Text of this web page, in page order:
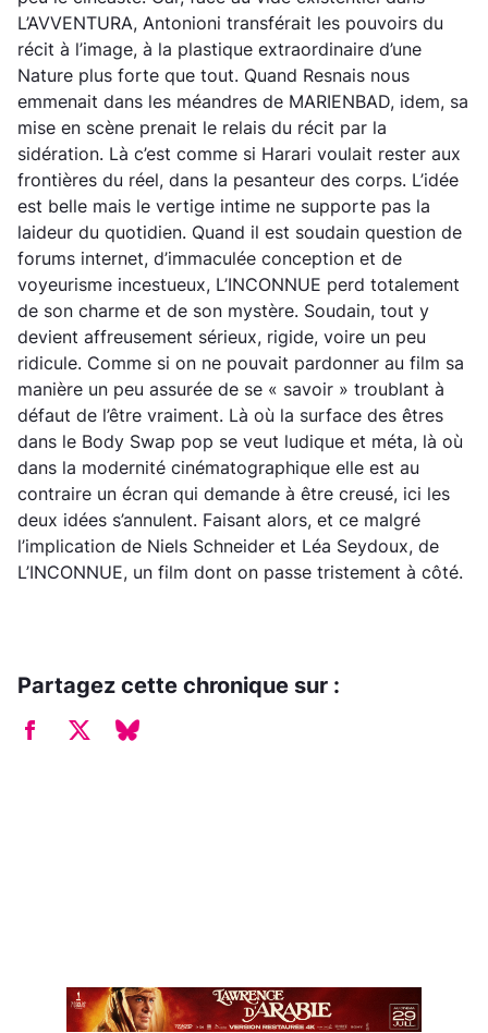
L’AVVENTURA, Antonioni transférait les pouvoirs du
récit à l’image, à la plastique extraordinaire d’une
Nature plus forte que tout. Quand Resnais nous
emmenait dans les méandres de MARIENBAD, idem, sa
mise en scène prenait le relais du récit par la
sidération. Là c’est comme si Harari voulait rester aux
frontières du réel, dans la pesanteur des corps. L’idée
est belle mais le vertige intime ne supporte pas la
laideur du quotidien. Quand il est soudain question de
forums internet, d’immaculée conception et de
voyeurisme incestueux, L’INCONNUE perd totalement
de son charme et de son mystère. Soudain, tout y
devient affreusement sérieux, rigide, voire un peu
ridicule. Comme si on ne pouvait pardonner au film sa
manière un peu assurée de se « savoir » troublant à
défaut de l’être vraiment. Là où la surface des êtres
dans le Body Swap pop se veut ludique et méta, là où
dans la modernité cinématographique elle est au
contraire un écran qui demande à être creusé, ici les
deux idées s’annulent. Faisant alors, et ce malgré
l’implication de Niels Schneider et Léa Seydoux, de
L’INCONNUE, un film dont on passe tristement à côté.
Partagez cette chronique sur :